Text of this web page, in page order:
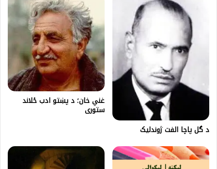
د گل پاچا الفت ژوندلیک
غني خان؛ د پښتو ادب ځلاند
ستورى